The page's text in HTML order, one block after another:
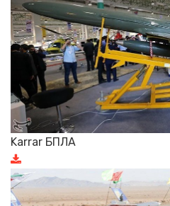
Karrar БПЛА